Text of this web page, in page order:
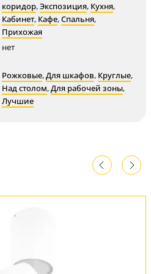
коридор,Экспозиция, Кухня,
Кабинет, Кафе,Спальня,
Прихожая
нет
Рожковые,Для шкафов, Круглые,
Над столом,Для рабочей зоны,
Лучшие